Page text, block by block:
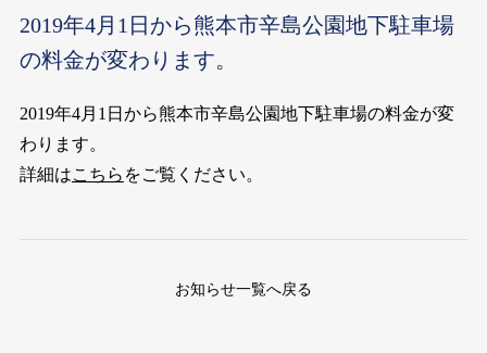
2019年4月1日から熊本市辛島公園地下駐車場
の料金が変わります。
2019年4月1日から熊本市辛島公園地下駐車場の料金が変
わります。
詳細はこちら をご覧ください。
お知らせ一覧へ戻る